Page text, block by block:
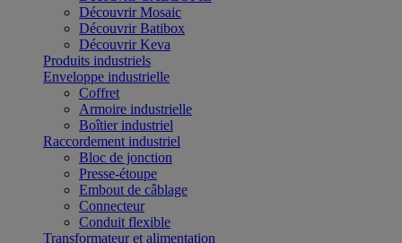
Découvrir Mosaic
Découvrir Batibox
Découvrir Keva
Produits industriels
Enveloppe industrielle
Coffret
Armoire industrielle
Boîtier industriel
Raccordement industriel
Bloc de jonction
Presse-étoupe
Embout de câblage
Connecteur
Conduit flexible
Transformateur et alimentation